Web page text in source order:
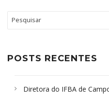
POSTS RECENTES
Diretora do IFBA de